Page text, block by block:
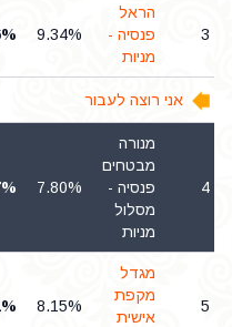
3
הראל
פנסיה -
מניות
9.34%
אני רוצה לעבור
4
מנורה
מבטחים
פנסיה -
מסלול
מניות
7.80%
5
מגדל
מקפת
אישית
8.15%